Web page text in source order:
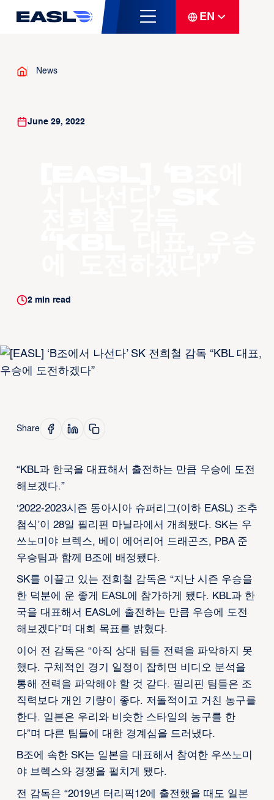
EN
News
June 29, 2022
2min read
Share
“KBL과 한국을 대표해서 출전하는 만큼 우승에 도전
해보겠다.”
‘2022-2023시즌 동아시아 슈퍼리그(이하 EASL) 조추
첨식’이 28일 필리핀 마닐라에서 개최됐다. SK는 우
쓰노미야 브렉스, 베이 에어리어 드래곤즈, PBA 준
우승팀과 함께 B조에 배정됐다.
SK를 이끌고 있는 전희철 감독은 “지난 시즌 우승을
한 덕분에 운 좋게 EASL에 참가하게 됐다. KBL과 한
국을 대표해서 EASL에 출전하는 만큼 우승에 도전
해보겠다”며 대회 목표를 밝혔다.
이어 전 감독은 “아직 상대 팀들 전력을 파악하지 못
했다. 구체적인 경기 일정이 잡히면 비디오 분석을
통해 전력을 파악해야 할 것 같다. 필리핀 팀들은 조
직력보다 개인 기량이 좋다. 저돌적이고 거친 농구를
한다. 일본은 우리와 비슷한 스타일의 농구를 한
다”며 다른 팀들에 대한 경계심을 드러냈다.
B조에 속한 SK는 일본을 대표해서 참여한 우쓰노미
야 브렉스와 경쟁을 펼치게 됐다.
전 감독은 “2019년 터리픽12에 출전했을 때도 일본